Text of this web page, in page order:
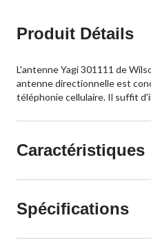
Produit Détails
L'antenne Yagi 301111 de
antenne directionnelle est
téléphonie cellulaire. Il suffit
Caractéristiques
Spécifications